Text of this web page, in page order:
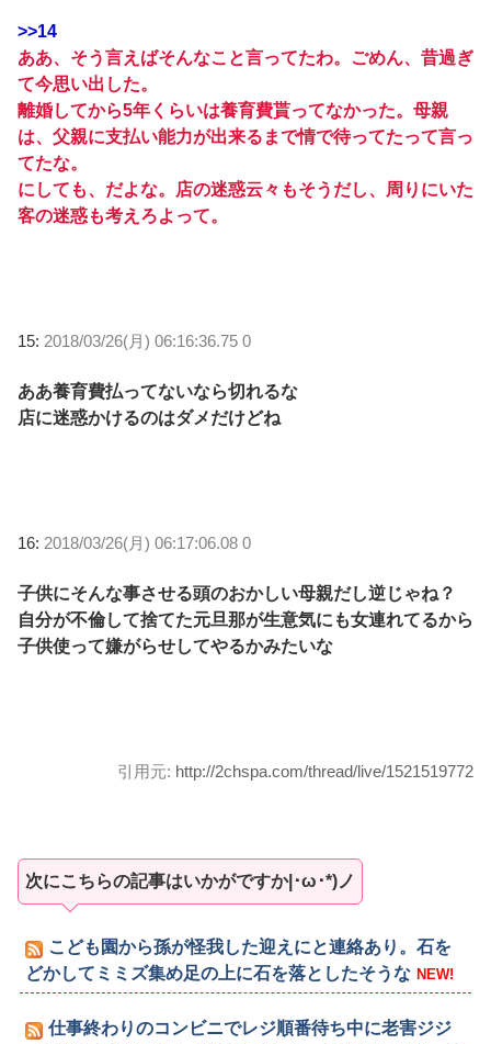
>>14
ああ、そう言えばそんなこと言ってたわ。ごめん、昔過ぎ
て今思い出した。
離婚してから5年くらいは養育費貰ってなかった。母親
は、父親に支払い能力が出来るまで情で待ってたって言っ
てたな。
にしても、だよな。店の迷惑云々もそうだし、周りにいた
客の迷惑も考えろよって。
15: 2018/03/26(月) 06:16:36.75 0
ああ養育費払ってないなら切れるな
店に迷惑かけるのはダメだけどね
16: 2018/03/26(月) 06:17:06.08 0
子供にそんな事させる頭のおかしい母親だし逆じゃね？
自分が不倫して捨てた元旦那が生意気にも女連れてるから
子供使って嫌がらせしてやるかみたいな
引用元: http://2chspa.com/thread/live/1521519772
次にこちらの記事はいかがですか|･ω･*)ノ
こども園から孫が怪我した迎えにと連絡あり。石を
どかしてミミズ集め足の上に石を落としたそうな NEW!
仕事終わりのコンビニでレジ順番待ち中に老害ジジ